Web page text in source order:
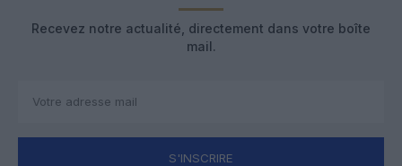
Recevez notre actualité, directement dans votre boîte
mail.
S'INSCRIRE